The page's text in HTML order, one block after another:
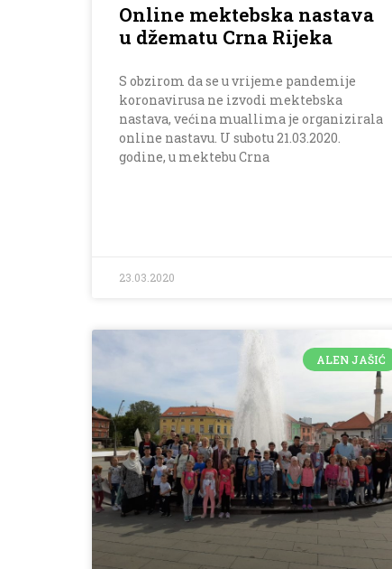
Online mektebska nastava
u džematu Crna Rijeka
S obzirom da se u vrijeme pandemije
koronavirusa ne izvodi mektebska
nastava, većina muallima je organizirala
online nastavu. U subotu 21.03.2020.
godine, u mektebu Crna
23.03.2020
ALEN JAŠIĆ